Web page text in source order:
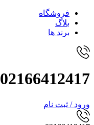
فروشگاه
بلاگ
برند ها
02166412417
ورود / ثبت نام